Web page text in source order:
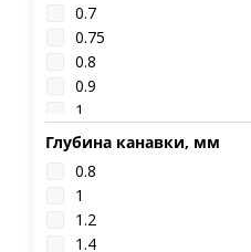
0.7
0.75
0.8
0.9
1
1.1
1.25
1.3
1.4
Глубина канавки, мм
0.8
1
1.2
1.4